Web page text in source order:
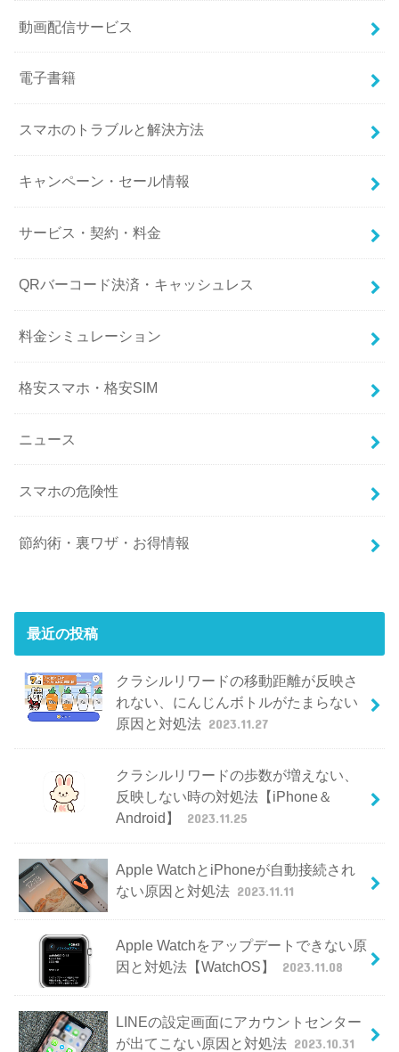
動画配信サービス
電子書籍
スマホのトラブルと解決方法
キャンペーン・セール情報
サービス・契約・料金
QRバーコード決済・キャッシュレス
料金シミュレーション
格安スマホ・格安SIM
ニュース
スマホの危険性
節約術・裏ワザ・お得情報
最近の投稿
クラシルリワードの移動距離が反映さ
れない、にんじんボトルがたまらない
原因と対処法 2023.11.27
クラシルリワードの歩数が増えない、
反映しない時の対処法【iPhone＆
Android】
2023.11.25
Apple WatchとiPhoneが自動接続され
ない原因と対処法 2023.11.11
Apple Watchをアップデートできない原
因と対処法【WatchOS】
2023.11.08
LINEの設定画面にアカウントセンター
が出てこない原因と対処法 2023.10.31